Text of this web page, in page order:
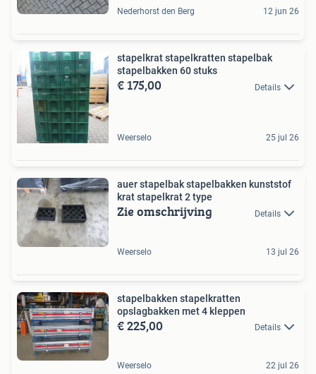
Nederhorst den Berg 12 jun 26
stapelkrat stapelkratten stapelbak
stapelbakken 60 stuks
€ 175,00 Details
Weerselo 25 jul 26
auer stapelbak stapelbakken kunststof
krat stapelkrat 2 type
Zie omschrijving Details
Weerselo 13 jul 26
stapelbakken stapelkratten
opslagbakken met 4 kleppen
€ 225,00 Details
Weerselo 22 jul 26